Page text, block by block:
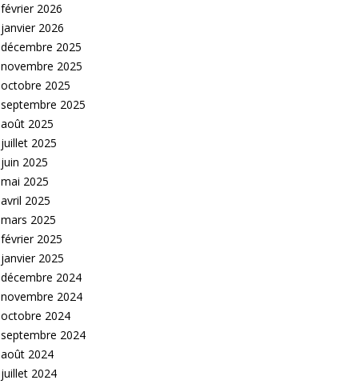
février 2026
janvier 2026
décembre 2025
novembre 2025
octobre 2025
septembre 2025
août 2025
juillet 2025
juin 2025
mai 2025
avril 2025
mars 2025
février 2025
janvier 2025
décembre 2024
novembre 2024
octobre 2024
septembre 2024
août 2024
juillet 2024